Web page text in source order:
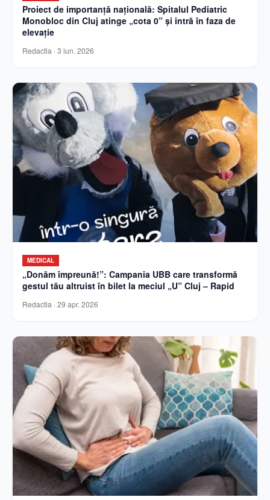
Proiect de importanță națională: Spitalul Pediatric
Monobloc din Cluj atinge „cota 0” și intră în faza de
elevație
Redactia · 3 iun. 2026
MEDICAL
„Donăm împreună!”: Campania UBB care transformă
gestul tău altruist în bilet la meciul „U” Cluj – Rapid
Redactia · 29 apr. 2026